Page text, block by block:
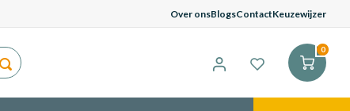
Over onsBlogsContactKeuzewijzer
0